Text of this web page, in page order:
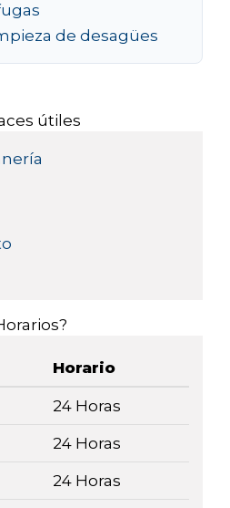
de desagües
útiles
Horario
24 Horas
24 Horas
24 Horas